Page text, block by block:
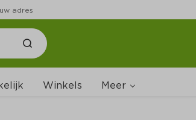
adres
Winkels Meer